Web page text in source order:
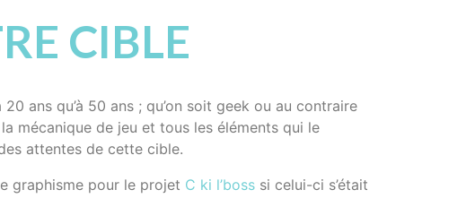
CIBLE
ans qu’à 50 ans ; qu’on soit geek ou au contraire
mécanique de jeu et tous les éléments qui le
attentes de cette cible.
graphisme pour le projet C ki l’boss si celui-ci s’était